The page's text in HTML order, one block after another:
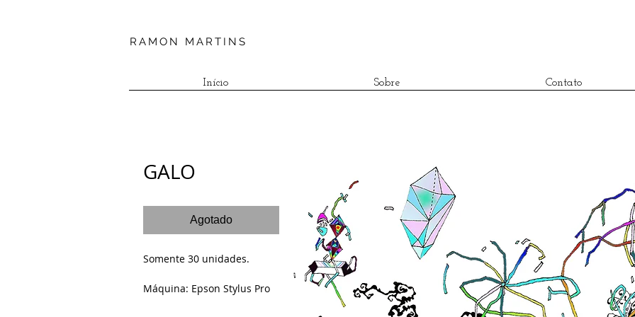
RAMON MARTINS
GALO
Agotado
Somente 30 unidades.
Máquina: Epson Stylus Pro
Início Sobre Contato